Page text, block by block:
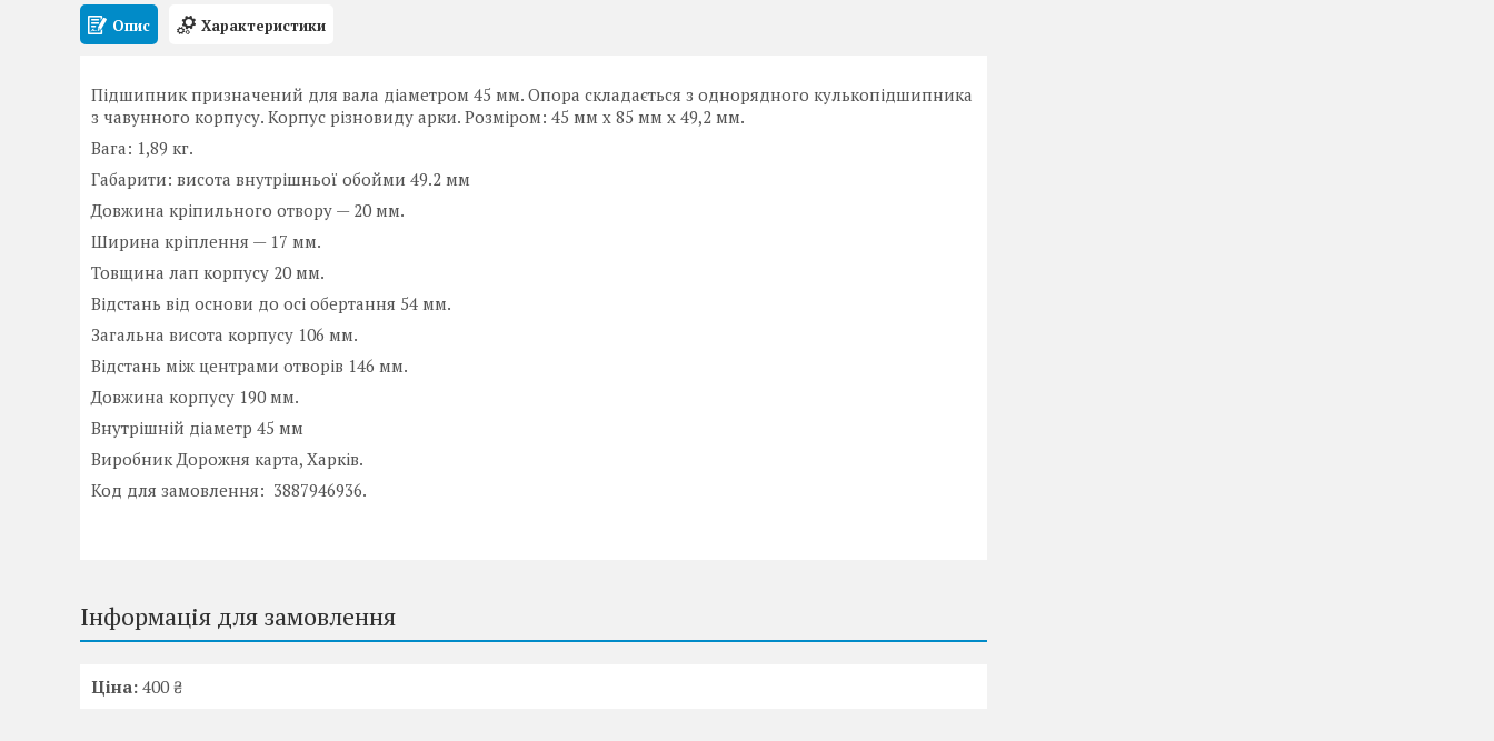
Опис Характеристики
Підшипник призначений для вала діаметром 45 мм. Опора складається з однорядного кулькопідшипника
з чавунного корпусу. Корпус різновиду арки. Розміром: 45 мм х 85 мм х 49,2 мм.
Вага: 1,89 кг.
Габарити: висота внутрішньої обойми 49.2 мм
Довжина кріпильного отвору — 20 мм.
Ширина кріплення — 17 мм.
Товщина лап корпусу 20 мм.
Відстань від основи до осі обертання 54 мм.
Загальна висота корпусу 106 мм.
Відстань між центрами отворів 146 мм.
Довжина корпусу 190 мм.
Внутрішній діаметр 45 мм
Виробник Дорожня карта, Харків.
Код для замовлення: 3887946936.
Інформація для замовлення
Ціна: 400 ₴